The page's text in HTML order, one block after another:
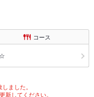
コース
ました。
新してください。